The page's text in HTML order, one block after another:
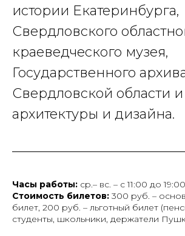
истории Екатеринбурга,
Свердловского
краеведческого музея,
Государственного
Свердловской области
архитектуры и дизайна.
Часы работы: ср.– вс. – с 11:00 до
Стоимость билетов: 300 руб. –
билет, 200 руб. – льготный билет
студенты, школьники, держатели